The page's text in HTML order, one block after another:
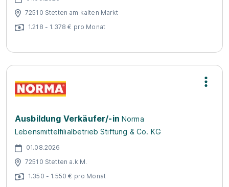
72510 Stetten am kalten Markt
1.218 - 1.378 € pro Monat
Ausbildung Verkäufer/-in Norma
Lebensmittelfilialbetrieb Stiftung & Co. KG
01.08.2026
72510 Stetten a.k.M.
1.350 - 1.550 € pro Monat